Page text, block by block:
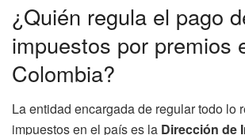
¿Quién regula el pago
impuestos por premios
Colombia?
La entidad encargada de regular todo lo
impuestos en el país es la Dirección de